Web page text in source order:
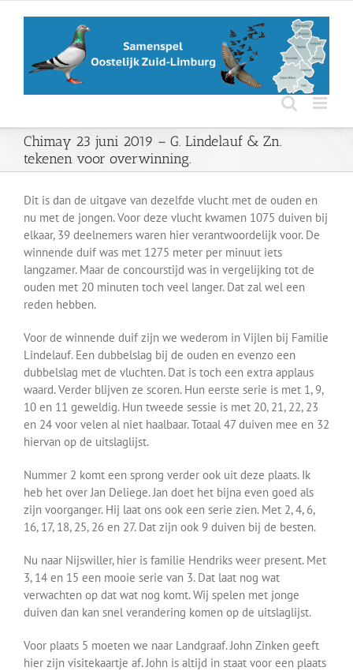
Chimay 23 juni 2019 – G. Lindelauf & Zn.
tekenen voor overwinning.
Dit is dan de uitgave van dezelfde vlucht met de ouden en
nu met de jongen. Voor deze vlucht kwamen 1075 duiven bij
elkaar, 39 deelnemers waren hier verantwoordelijk voor. De
winnende duif was met 1275 meter per minuut iets
langzamer. Maar de concourstijd was in vergelijking tot de
ouden met 20 minuten toch veel langer. Dat zal wel een
reden hebben.
Voor de winnende duif zijn we wederom in Vijlen bij Familie
Lindelauf. Een dubbelslag bij de ouden en evenzo een
dubbelslag met de vluchten. Dat is toch een extra applaus
waard. Verder blijven ze scoren. Hun eerste serie is met 1, 9,
10 en 11 geweldig. Hun tweede sessie is met 20, 21, 22, 23
en 24 voor velen al niet haalbaar. Totaal 47 duiven mee en 32
hiervan op de uitslaglijst.
Nummer 2 komt een sprong verder ook uit deze plaats. Ik
heb het over Jan Deliege. Jan doet het bijna even goed als
zijn voorganger. Hij laat ons ook een serie zien. Met 2, 4, 6,
16, 17, 18, 25, 26 en 27. Dat zijn ook 9 duiven bij de besten.
Nu naar Nijswiller, hier is familie Hendriks weer present. Met
3, 14 en 15 een mooie serie van 3. Dat laat nog wat
verwachten op dat wat nog komt. Wij spelen met jonge
duiven dan kan snel verandering komen op de uitslaglijst.
Voor plaats 5 moeten we naar Landgraaf. John Zinken geeft
hier zijn visitekaartje af. John is altijd in staat voor een plaats